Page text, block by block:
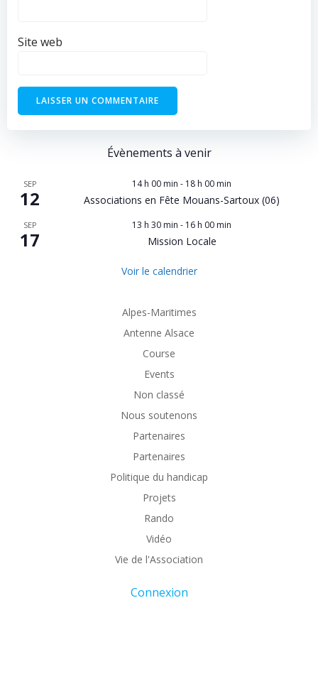
Site web
Évènements à venir
SEP
12
14 h 00 min - 18 h 00 min
Associations en Fête Mouans-Sartoux (06)
SEP
17
13 h 30 min - 16 h 00 min
Mission Locale
Voir le calendrier
Alpes-Maritimes
Antenne Alsace
Course
Events
Non classé
Nous soutenons
Partenaires
Partenaires
Politique du handicap
Projets
Rando
Vidéo
Vie de l'Association
Connexion